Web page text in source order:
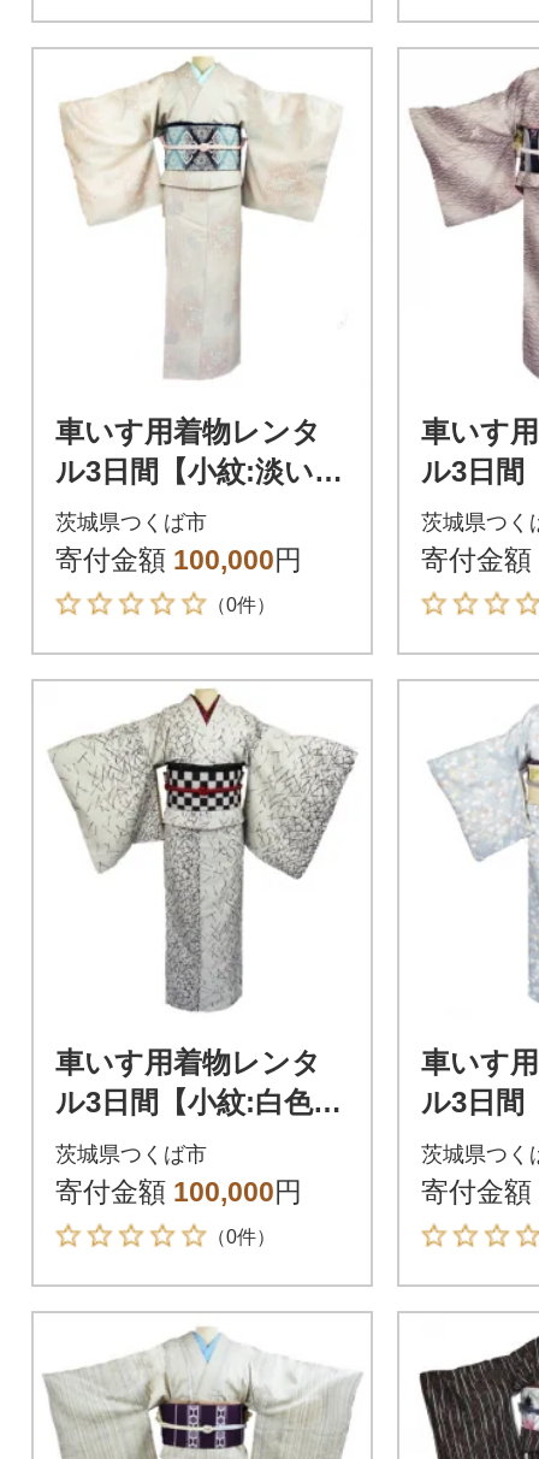
車いす用着物レンタ
ル3日間【小紋:淡いピ
ンク色縦縞模様 太鼓
帯:青色 草花文(草履付
き)】
茨城県つくば市
寄付金額 100,000円
（0件）
車いす
ル3日間
波と蝶
の鶴柄
き)】
茨城県つく
寄付金額
車いす用着物レンタ
ル3日間【小紋:白色
松葉柄 太鼓帯:白黒
色 市松柄(草履付
き)】
茨城県つくば市
寄付金額 100,000円
（0件）
車いす
ル3日間
桜 紅葉柄 太鼓帯:
草花文(
茨城県つく
寄付金額